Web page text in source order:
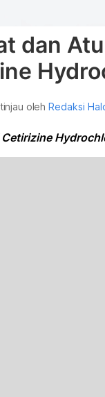
dan
olehRedaksi
Cetirizine